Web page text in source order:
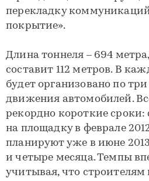
перекладку
покрытие».
Длина тоннеля – 694
составит 112 метров. В
будет организовано по
движения автомобилей.
рекордно короткие
на площадку в феврале
планируют уже в июне
и четыре месяца. Темпы
учитывая, что